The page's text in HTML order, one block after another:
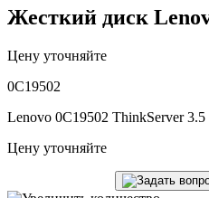
Жесткий диск
Цену уточняйте
0C19502
Lenovo 0C19502 ThinkServer
Цену уточняйте